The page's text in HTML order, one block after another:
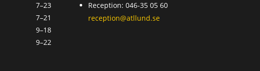
7–23
7–21
9–18
9–22
Reception: 046-35 05 60
reception@atllund.se